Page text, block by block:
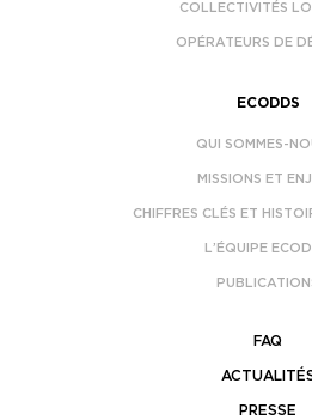
COLLECTIVITÉS
OPÉRATEURS DE
ECODDS
QUI SOMMES-
MISSIONS ET
CHIFFRES CLÉS ET
L’ÉQUIPE
FAQ
PRESSE